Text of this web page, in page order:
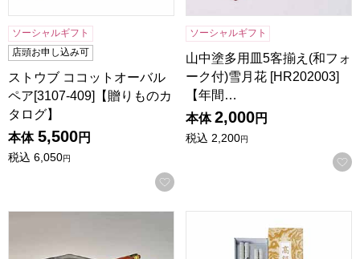
ソーシャルギフト
店頭お申し込み可
ストウブ ココットオーバル
ペア[3107-409]【贈りものカ
タログ】
本体 5,500円
税込 6,050円
お気に入りに登録する
ソーシャルギフト
山中塗多用皿5客揃え(和フォ
ーク付)雪月花 [HR202003]
【年間…
本体 2,000円
税込 2,200円